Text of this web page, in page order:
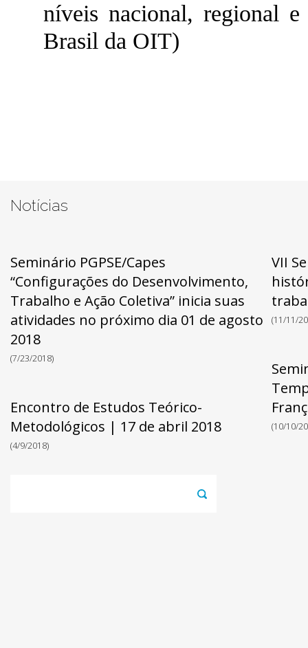
níveis nacional, regional
Brasil da OIT)
Notícias
Seminário PGPSE/Capes
“Configurações do Desenvolvimento,
Trabalho e Ação Coletiva” inicia suas
atividades no próximo dia 01 de agosto
2018
(7/23/2018)
Encontro de Estudos Teórico-
Metodológicos | 17 de abril 2018
(4/9/2018)
VII
(11/11/
(10/10/